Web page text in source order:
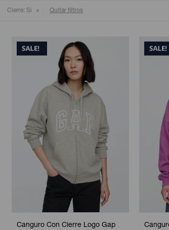
Cierre: Si Quitar filtros
Canguro Con Cierre Logo Gap